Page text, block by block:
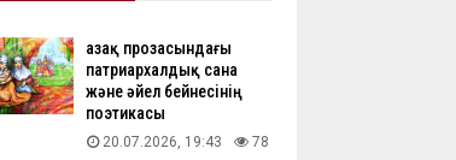
Қазақ прозасындағы
патриархалдық сана
және әйел бейнесінің
поэтикасы
20.07.2026, 19:43 78